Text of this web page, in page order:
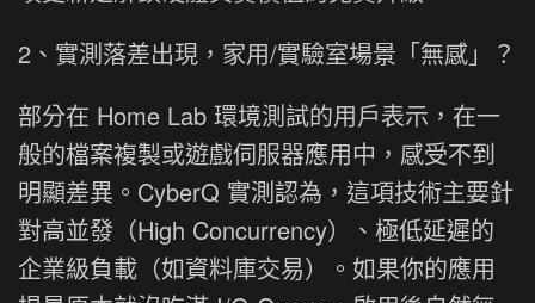
2、實測落差出現，家用/實驗室場景「無感」？
部分在 Home Lab 環境測試的用戶表示，在一
般的檔案複製或遊戲伺服器應用中，感受不到
明顯差異。CyberQ 實測認為，這項技術主要針
對高並發（High Concurrency）、極低延遲的
企業級負載（如資料庫交易）。如果你的應用